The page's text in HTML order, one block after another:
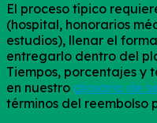
El proceso típico
(hospital, honorarios
estudios), llenar el
entregarlo dentro del
Tiempos, porcentajes y
en nuestro glosario de
términos del reembolso